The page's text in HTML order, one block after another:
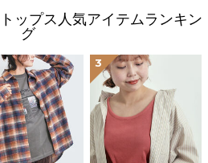
ップス人気アイテムランキン
グ
3